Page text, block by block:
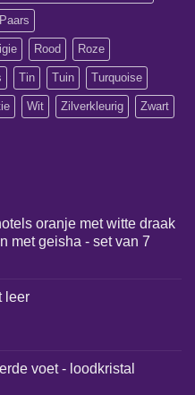
Paars
Rood Roze
Tin Tuin Turquoise
Wit Zilverkleurig Zwart
oranje met witte draak
met geisha - set van 7
leer
voet - loodkristal